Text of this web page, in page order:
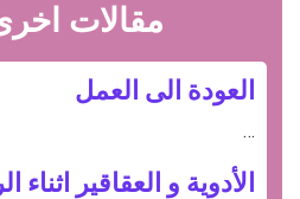
مقالات
العودة الى العمل
…
الأدوية و العقاقير اثناء